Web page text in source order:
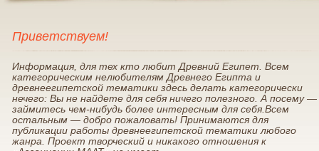
Приветствуем!
Информация, для тех кто любит Древний Египет. Всем
категорическим нелюбителям Древнего Египта и
древнеегипетской тематики здесь делать категорически
нечего: Вы не найдете для себя ничего полезного. А посему —
займитесь чем-нибудь более интересным для себя.Всем
остальным — добро пожаловать! Принимаются для
публикации работы древнеегипетской тематики любого
жанра. Проект творческий и никакого отношения к